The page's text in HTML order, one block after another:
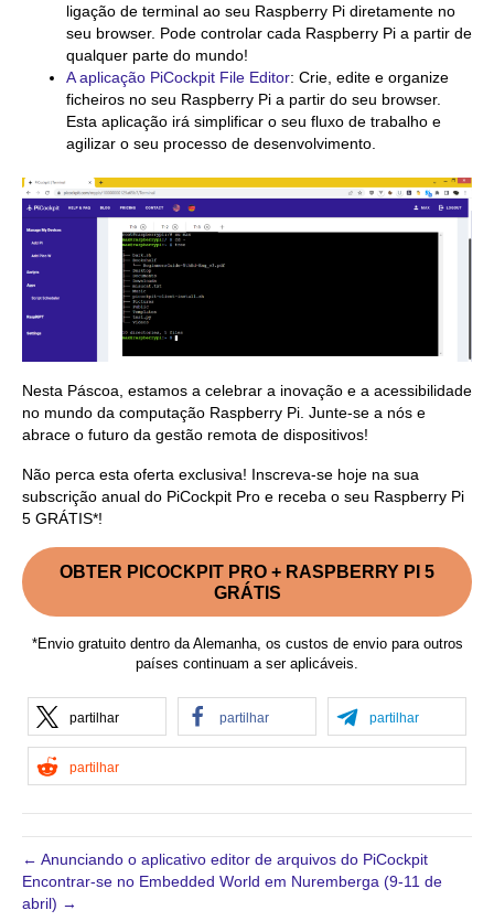
ligação de terminal ao seu Raspberry Pi diretamente no
seu browser. Pode controlar cada Raspberry Pi a partir de
qualquer parte do mundo!
A aplicação PiCockpit File Editor: Crie, edite e organize
ficheiros no seu Raspberry Pi a partir do seu browser.
Esta aplicação irá simplificar o seu fluxo de trabalho e
agilizar o seu processo de desenvolvimento.
Nesta Páscoa, estamos a celebrar a inovação e a acessibilidade
no mundo da computação Raspberry Pi. Junte-se a nós e
abrace o futuro da gestão remota de dispositivos!
Não perca esta oferta exclusiva! Inscreva-se hoje na sua
subscrição anual do PiCockpit Pro e receba o seu Raspberry Pi
5 GRÁTIS*!
OBTER PICOCKPIT PRO + RASPBERRY PI 5
GRÁTIS
*Envio gratuito dentro da Alemanha, os custos de envio para outros
países continuam a ser aplicáveis.
partilhar partilhar partilhar
partilhar
← Anunciando o aplicativo editor de arquivos do PiCockpit
Encontrar-se no Embedded World em Nuremberga (9-11 de
abril) →